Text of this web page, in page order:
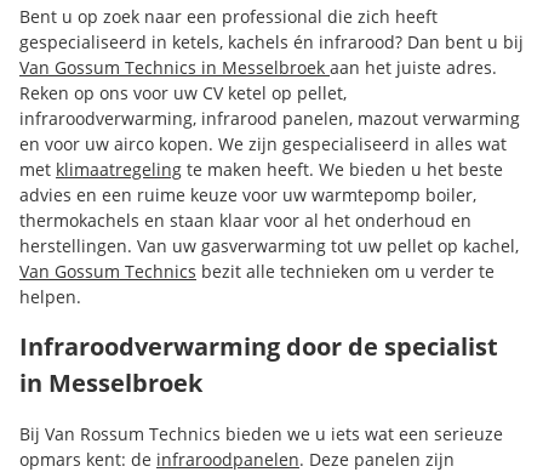
Bent u op zoek naar een professional die zich heeft
gespecialiseerd in ketels, kachels én infrarood? Dan bent u bij
Van Gossum Technics in Messelbroek aan het juiste adres.
Reken op ons voor uw CV ketel op pellet,
infraroodverwarming, infrarood panelen, mazout verwarming
en voor uw airco kopen. We zijn gespecialiseerd in alles wat
met klimaatregeling te maken heeft. We bieden u het beste
advies en een ruime keuze voor uw warmtepomp boiler,
thermokachels en staan klaar voor al het onderhoud en
herstellingen. Van uw gasverwarming tot uw pellet op kachel,
Van Gossum Technics bezit alle technieken om u verder te
helpen.
Infraroodverwarming door de specialist
in Messelbroek
Bij Van Rossum Technics bieden we u iets wat een serieuze
opmars kent: de infraroodpanelen. Deze panelen zijn